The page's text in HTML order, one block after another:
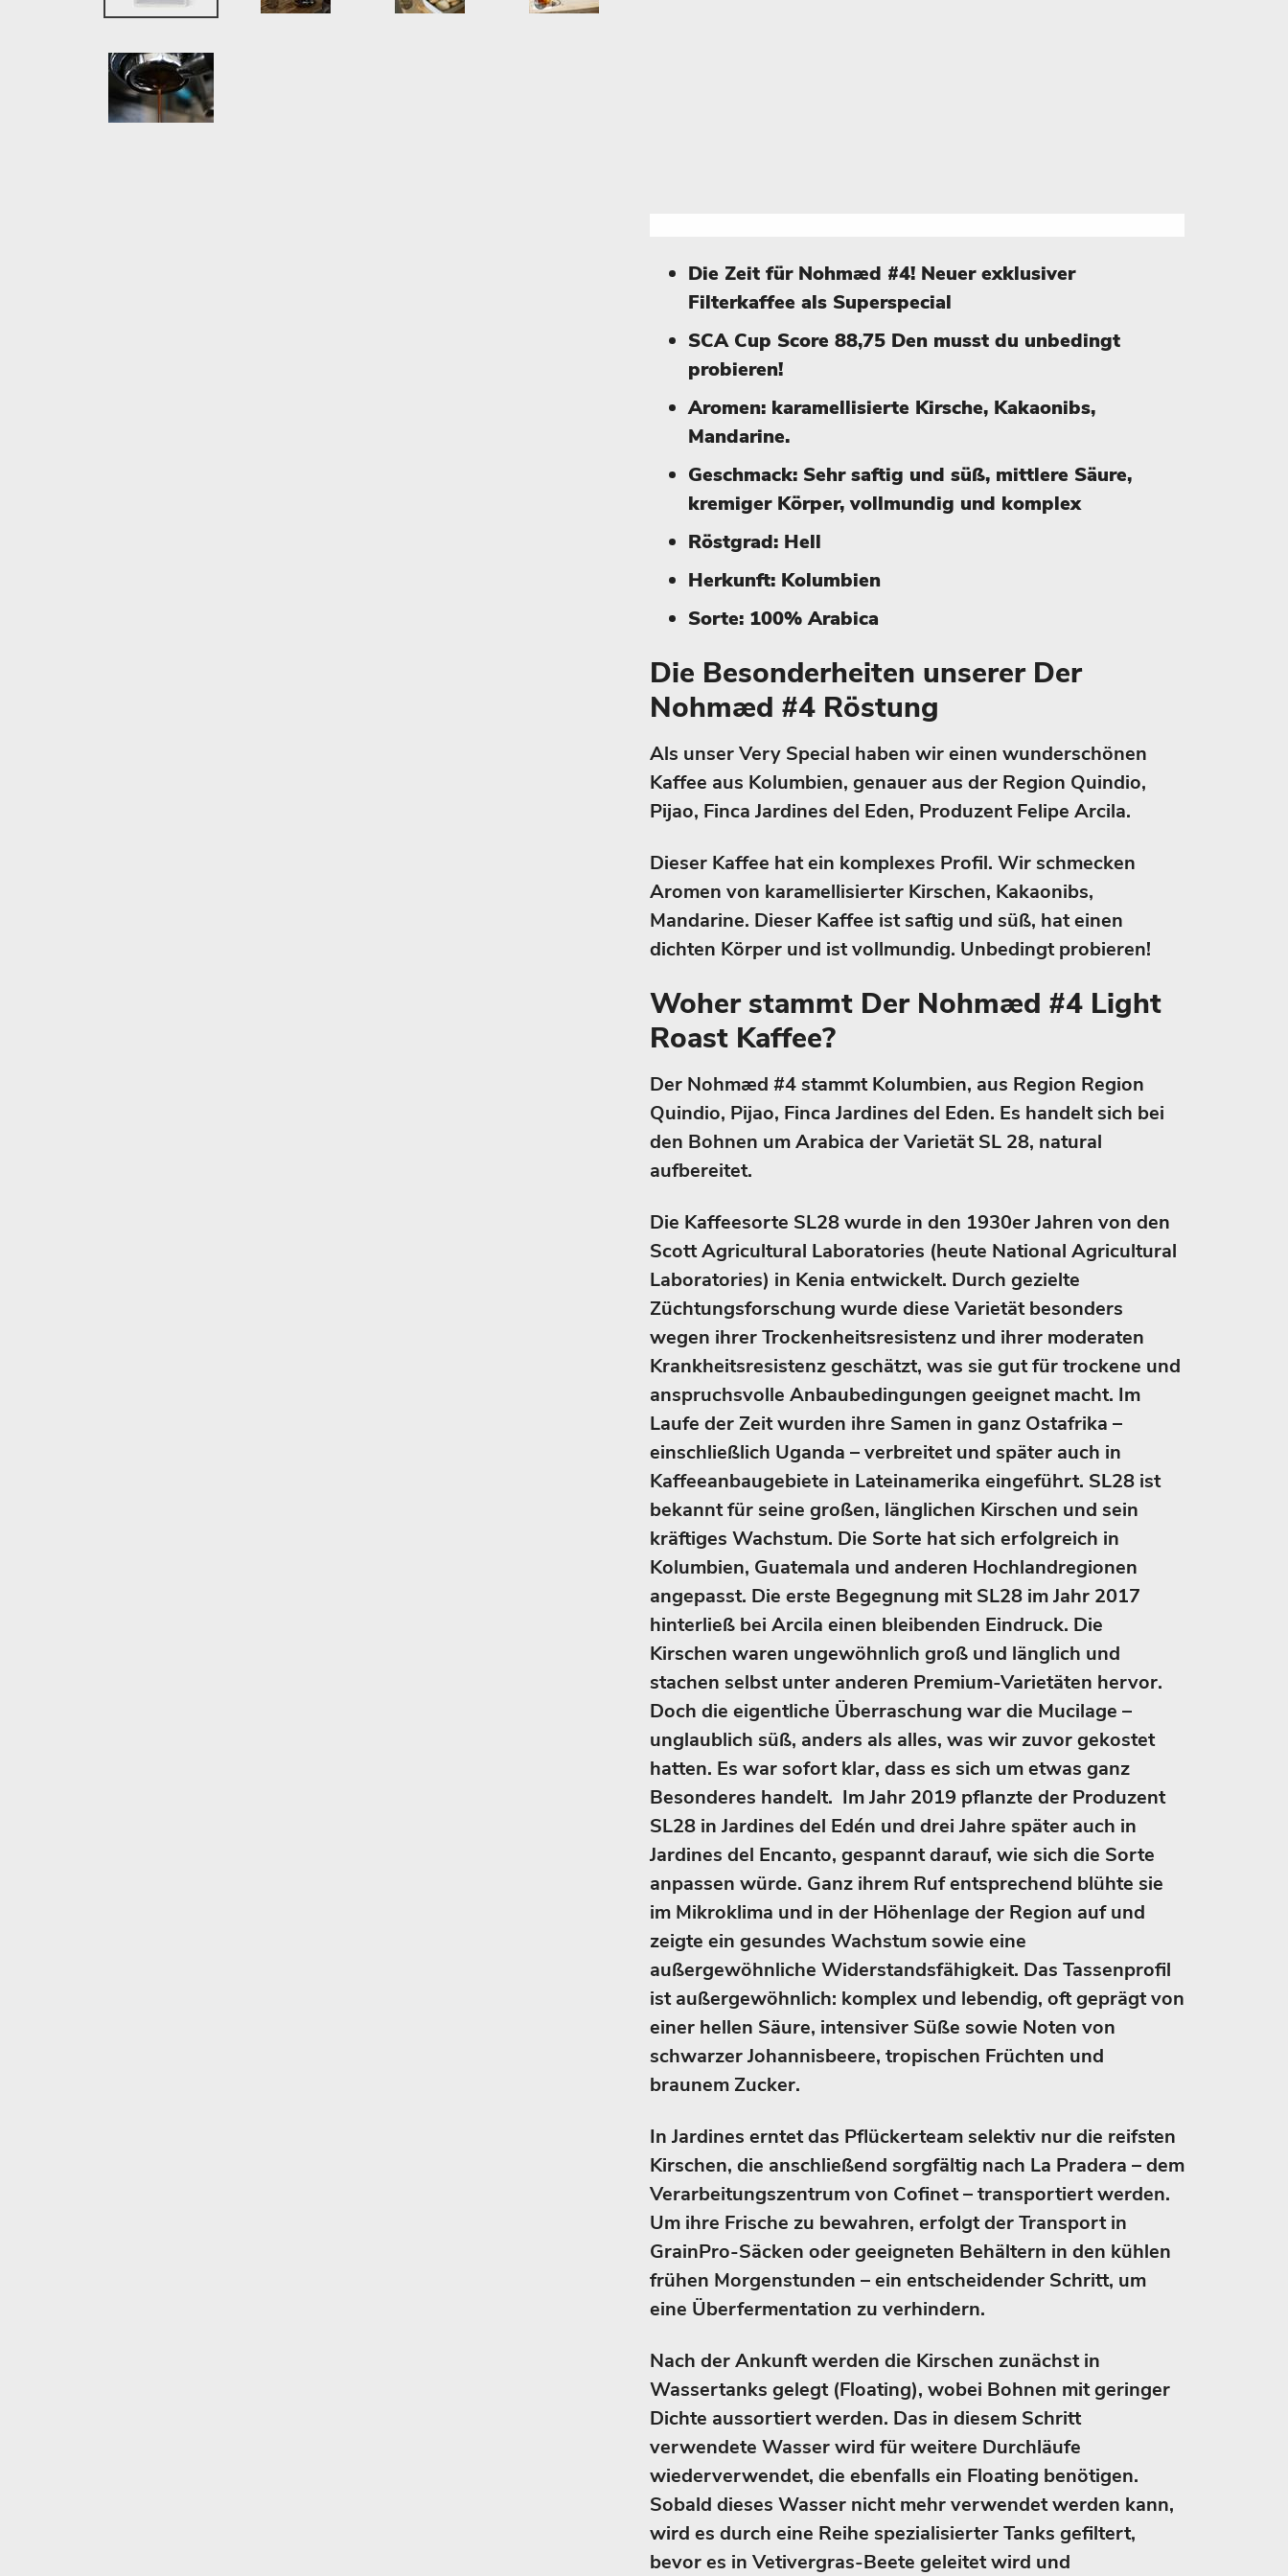
Die Zeit für Nohmæd #4! Neuer exklusiver
Filterkaffee als Superspecial
SCA Cup Score 88,75 Den musst du unbedingt
probieren!
Aromen: karamellisierte Kirsche, Kakaonibs,
Mandarine.
Geschmack: Sehr saftig und süß, mittlere Säure,
kremiger Körper, vollmundig und komplex
Röstgrad: Hell
Herkunft: Kolumbien
Sorte: 100% Arabica
Die Besonderheiten unserer Der
Nohmæd #4 Röstung
Als unser Very Special haben wir einen wunderschönen
Kaffee aus Kolumbien, genauer aus der Region Quindio,
Pijao, Finca Jardines del Eden, Produzent Felipe Arcila.
Dieser Kaffee hat ein komplexes Profil. Wir schmecken
Aromen von karamellisierter Kirschen, Kakaonibs,
Mandarine. Dieser Kaffee ist saftig und süß, hat einen
dichten Körper und ist vollmundig. Unbedingt probieren!
Woher stammt Der Nohmæd #4 Light
Roast Kaffee?
Der Nohmæd #4 stammt Kolumbien, aus Region Region
Quindio, Pijao, Finca Jardines del Eden. Es handelt sich bei
den Bohnen um Arabica der Varietät SL 28, natural
aufbereitet.
Die Kaffeesorte SL28 wurde in den 1930er Jahren von den
Scott Agricultural Laboratories (heute National Agricultural
Laboratories) in Kenia entwickelt. Durch gezielte
Züchtungsforschung wurde diese Varietät besonders
wegen ihrer Trockenheitsresistenz und ihrer moderaten
Krankheitsresistenz geschätzt, was sie gut für trockene und
anspruchsvolle Anbaubedingungen geeignet macht. Im
Laufe der Zeit wurden ihre Samen in ganz Ostafrika –
einschließlich Uganda – verbreitet und später auch in
Kaffeeanbaugebiete in Lateinamerika eingeführt. SL28 ist
bekannt für seine großen, länglichen Kirschen und sein
kräftiges Wachstum. Die Sorte hat sich erfolgreich in
Kolumbien, Guatemala und anderen Hochlandregionen
angepasst. Die erste Begegnung mit SL28 im Jahr 2017
hinterließ bei Arcila einen bleibenden Eindruck. Die
Kirschen waren ungewöhnlich groß und länglich und
stachen selbst unter anderen Premium-Varietäten hervor.
Doch die eigentliche Überraschung war die Mucilage –
unglaublich süß, anders als alles, was wir zuvor gekostet
hatten. Es war sofort klar, dass es sich um etwas ganz
Besonderes handelt. Im Jahr 2019 pflanzte der Produzent
SL28 in Jardines del Edén und drei Jahre später auch in
Jardines del Encanto, gespannt darauf, wie sich die Sorte
anpassen würde. Ganz ihrem Ruf entsprechend blühte sie
im Mikroklima und in der Höhenlage der Region auf und
zeigte ein gesundes Wachstum sowie eine
außergewöhnliche Widerstandsfähigkeit. Das Tassenprofil
ist außergewöhnlich: komplex und lebendig, oft geprägt von
einer hellen Säure, intensiver Süße sowie Noten von
schwarzer Johannisbeere, tropischen Früchten und
braunem Zucker.
In Jardines erntet das Pflückerteam selektiv nur die reifsten
Kirschen, die anschließend sorgfältig nach La Pradera – dem
Verarbeitungszentrum von Cofinet – transportiert werden.
Um ihre Frische zu bewahren, erfolgt der Transport in
GrainPro-Säcken oder geeigneten Behältern in den kühlen
frühen Morgenstunden – ein entscheidender Schritt, um
eine Überfermentation zu verhindern.
Nach der Ankunft werden die Kirschen zunächst in
Wassertanks gelegt (Floating), wobei Bohnen mit geringer
Dichte aussortiert werden. Das in diesem Schritt
verwendete Wasser wird für weitere Durchläufe
wiederverwendet, die ebenfalls ein Floating benötigen.
Sobald dieses Wasser nicht mehr verwendet werden kann,
wird es durch eine Reihe spezialisierter Tanks gefiltert,
bevor es in Vetivergras-Beete geleitet wird und